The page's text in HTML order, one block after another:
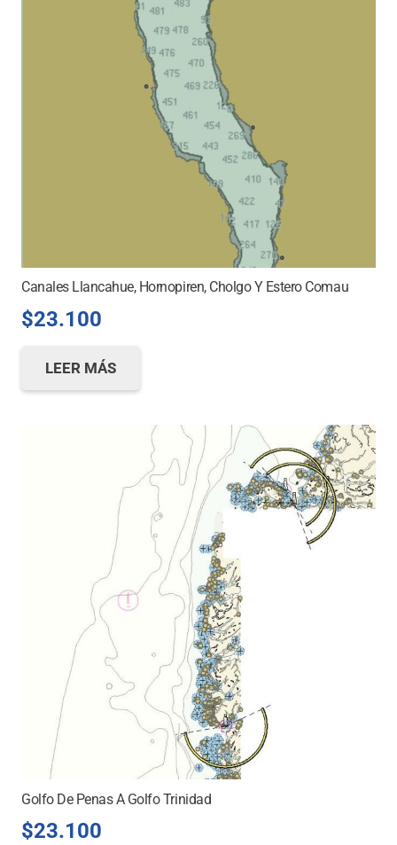
Canales Llancahue, Hornopiren, Cholgo Y Estero Comau
$23.100
LEER MÁS
Golfo De Penas A Golfo Trinidad
$23.100